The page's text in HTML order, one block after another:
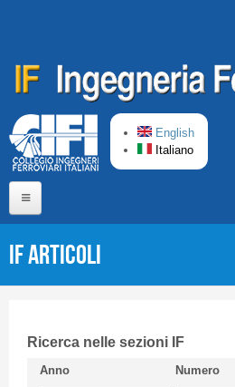
English
Italiano
CIFI in breve
Linee Guida
IF Articoli
Ricerca nelle sezioni IF
Anno Numero